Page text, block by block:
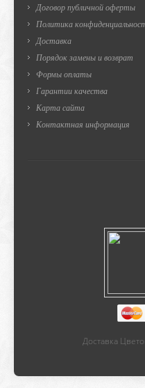
Договор публичной оферты
Политика
Доставка
Порядок замены и возврат
Формы оплаты
Гарантии качества
Карта сайта
Контактная информация
Доставка